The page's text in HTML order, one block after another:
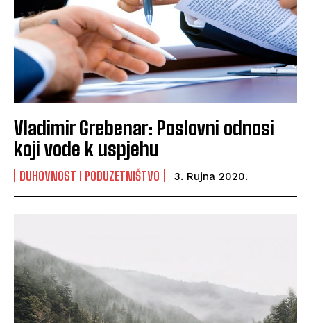
Vladimir Grebenar: Poslovni odnosi
koji vode k uspjehu
DUHOVNOST I PODUZETNIŠTVO 3. Rujna 2020.